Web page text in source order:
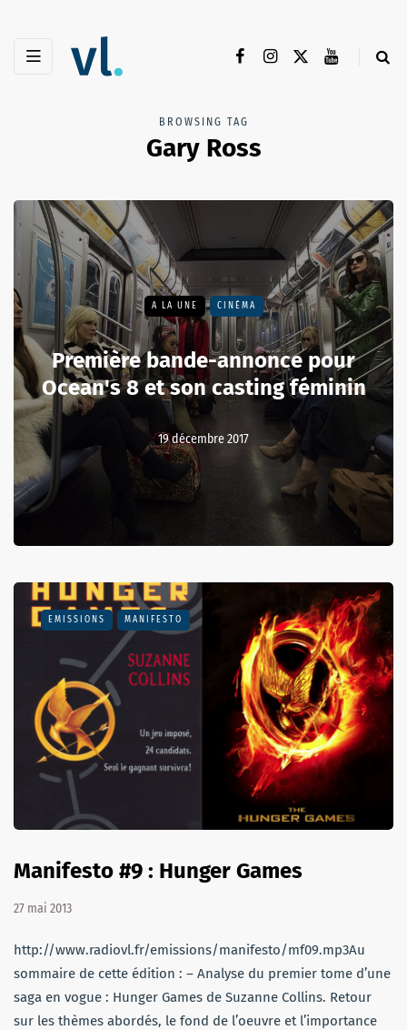
BROWSING TAG
Gary Ross
A LA UNE CINÉMA
Première bande-annonce pour
Ocean's 8 et son casting féminin
19 décembre 2017
EMISSIONS MANIFESTO
Manifesto #9 : Hunger Games
27 mai 2013
http://www.radiovl.fr/emissions/manifesto/mf09.mp3Au
sommaire de cette édition : – Analyse du premier tome d’une
saga en vogue : Hunger Games de Suzanne Collins. Retour
sur les thèmes abordés, le fond de l’oeuvre et l’importance